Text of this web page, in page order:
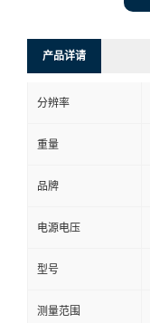
在
线
产品详请
分辨率
重量
品牌
电源电压
型号
测量范围